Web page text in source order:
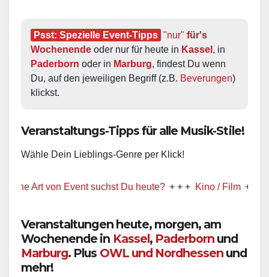
Psst: Spezielle Event-Tipps "nur" für's
Wochenende oder nur für heute in Kassel
Paderborn oder in Marburg, findest Du wenn
Du, auf den jeweiligen Begriff (z.B. Beverungen)
klickst.
Veranstaltungs-Tipps für alle Musik-Stile!
Wähle Dein Lieblings-Genre per Klick!
von Event suchst Du heute? + + + Kino / Film + + + Ww
Veranstaltungen heute, morgen, am
Wochenende in Kassel, Paderborn und
Marburg. Plus OWL und Nordhessen und
mehr!